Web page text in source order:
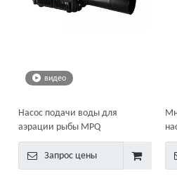
видео
Насос подачи воды для
аэрации рыбы MPQ
Запрос цены